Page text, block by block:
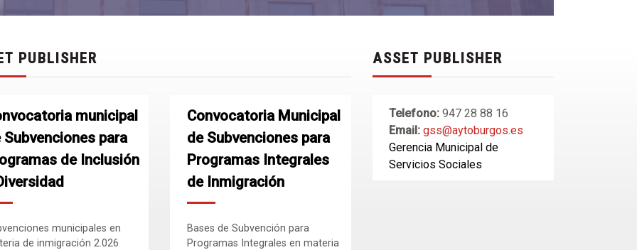
PUBLISHER
municipal
Subvenciones para
de Inclusión
municipales en
de inmigración 2.026
Convocatoria Municipal
de Subvenciones para
Programas Integrales
de Inmigración
Bases de Subvención para
Programas Integrales en materia
ASSET PUBLISHER
Telefono: 947 28 88 16
Email: gss@aytoburgos.es
Gerencia Municipal de
Servicios Sociales